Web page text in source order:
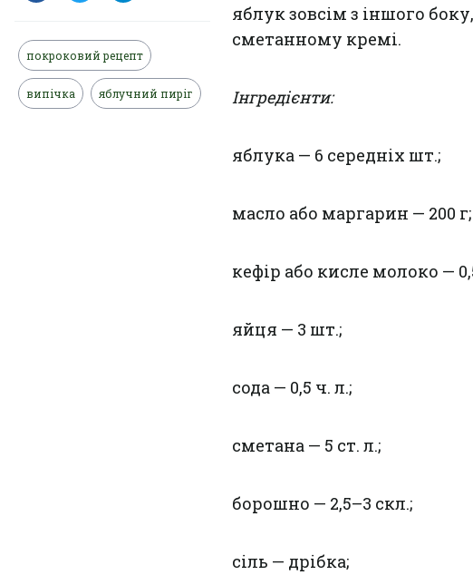
покроковий рецепт
випічка яблучний пиріг
яблук зовсім з іншого
сметанному кремі.
Інгредієнти:
яблука — 6 середніх шт.;
масло або маргарин — 200 г;
кефір або кисле молоко —
яйця — 3 шт.;
сода — 0,5 ч. л.;
сметана — 5 ст. л.;
борошно — 2,5–3 скл.;
сіль — дрібка;